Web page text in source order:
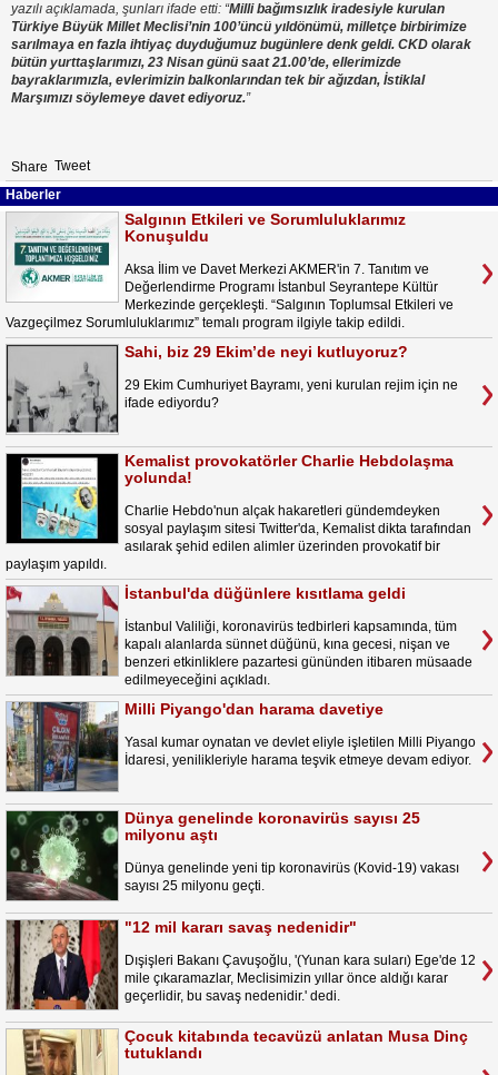
yazılı açıklamada, şunları ifade etti: “Milli bağımsızlık iradesiyle kurulan
Türkiye Büyük Millet Meclisi’nin 100’üncü yıldönümü, milletçe birbirimize
sarılmaya en fazla ihtiyaç duyduğumuz bugünlere denk geldi. CKD olarak
bütün yurttaşlarımızı, 23 Nisan günü saat 21.00’de, ellerimizde
bayraklarımızla, evlerimizin balkonlarından tek bir ağızdan, İstiklal
Marşımızı söylemeye davet ediyoruz.”
Share Tweet
Haberler
Salgının Etkileri ve Sorumluluklarımız
Konuşuldu
Aksa İlim ve Davet Merkezi AKMER'in 7. Tanıtım ve
Değerlendirme Programı İstanbul Seyrantepe Kültür
Merkezinde gerçekleşti. “Salgının Toplumsal Etkileri ve
Vazgeçilmez Sorumluluklarımız” temalı program ilgiyle takip edildi.
Sahi, biz 29 Ekim’de neyi kutluyoruz?
29 Ekim Cumhuriyet Bayramı, yeni kurulan rejim için ne
ifade ediyordu?
Kemalist provokatörler Charlie Hebdolaşma
yolunda!
Charlie Hebdo'nun alçak hakaretleri gündemdeyken
sosyal paylaşım sitesi Twitter'da, Kemalist dikta tarafından
asılarak şehid edilen alimler üzerinden provokatif bir
paylaşım yapıldı.
İstanbul'da düğünlere kısıtlama geldi
İstanbul Valiliği, koronavirüs tedbirleri kapsamında, tüm
kapalı alanlarda sünnet düğünü, kına gecesi, nişan ve
benzeri etkinliklere pazartesi gününden itibaren müsaade
edilmeyeceğini açıkladı.
Milli Piyango'dan harama davetiye
Yasal kumar oynatan ve devlet eliyle işletilen Milli Piyango
İdaresi, yenilikleriyle harama teşvik etmeye devam ediyor.
Dünya genelinde koronavirüs sayısı 25
milyonu aştı
Dünya genelinde yeni tip koronavirüs (Kovid-19) vakası
sayısı 25 milyonu geçti.
"12 mil kararı savaş nedenidir"
Dışişleri Bakanı Çavuşoğlu, '(Yunan kara suları) Ege'de 12
mile çıkaramazlar, Meclisimizin yıllar önce aldığı karar
geçerlidir, bu savaş nedenidir.' dedi.
Çocuk kitabında tecavüzü anlatan Musa Dinç
tutuklandı